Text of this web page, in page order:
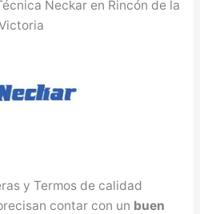
Neckar en Rincón de la
y Termos de calidad
contar con un buen